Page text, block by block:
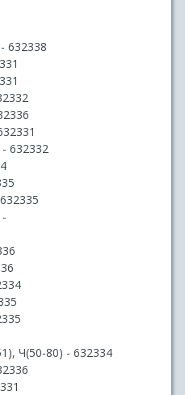
632338
632332
Ч(50-80) - 632334